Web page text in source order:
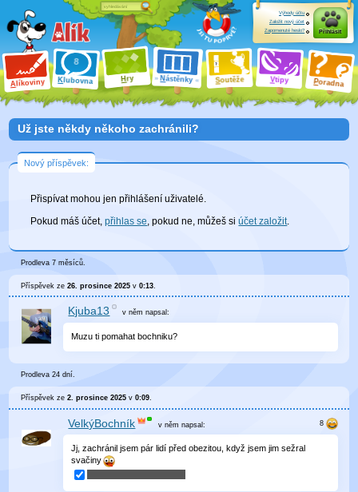
Alíkoviny Klubovna Hry Nástěnky Soutěže Vtipy Poradna
Výhody účtu
Založit nový účet
Zapomenuté heslo?
Přihlásit
Už jste někdy někoho zachránili?
Nový příspěvek:
Přispívat mohou jen přihlášení uživatelé.
Pokud máš účet,přihlas se, pokud ne, můžeš siúčet založit.
Prodleva 7 měsíců.
Příspěvek ze26. prosince 2025 v0:13
Kjuba13 v němnapsal:
Muzu ti pomahat bochniku?
Prodleva 24 dní.
Příspěvek ze2. prosince 2025 v0:09
VelkýBochník v něm napsal:
Jj, zachránil jsem pár lidí před obezitou, když jsem jim sežral
svačiny